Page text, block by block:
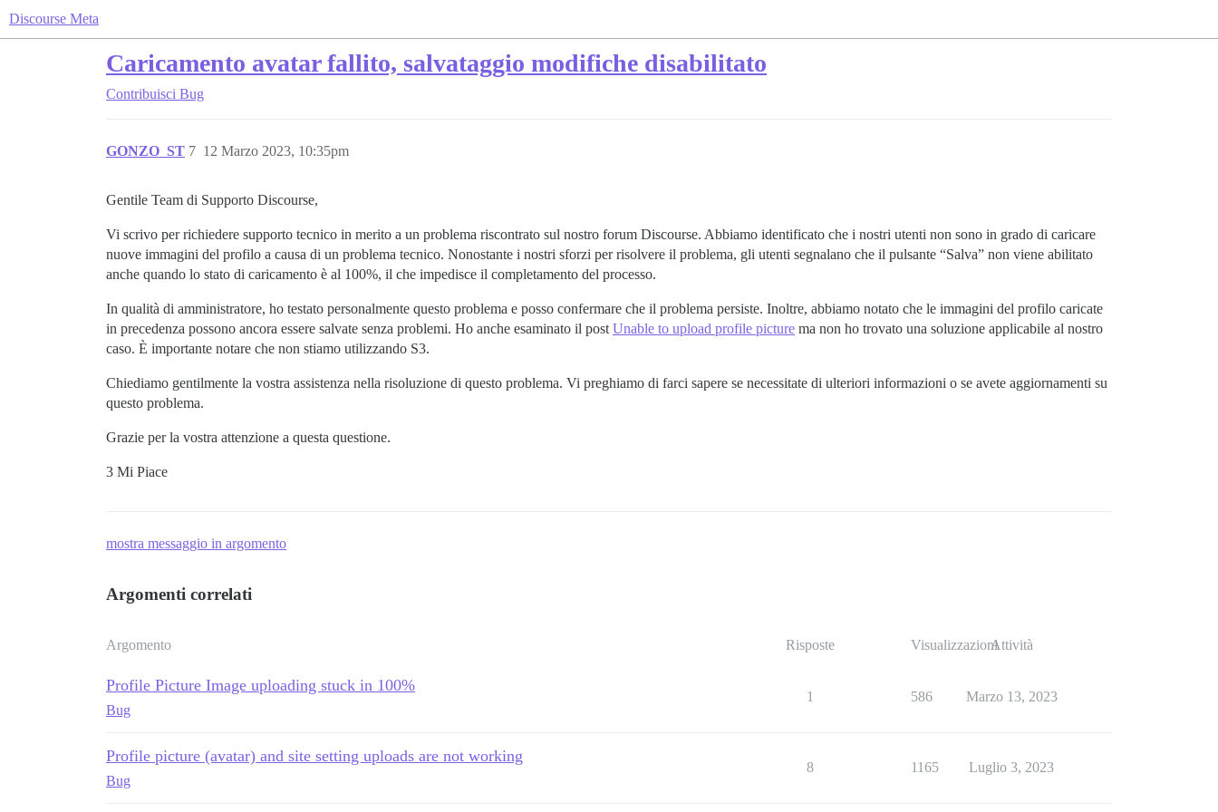
Discourse Meta
Caricamento avatar fallito, salvataggio modifiche disabilitato
Contribuisci Bug
GONZO_ST 12 Marzo 2023, 10:35pm
7
Gentile Team di Supporto Discourse,
Vi scrivo per richiedere supporto tecnico in merito a un problema riscontrato sul nostro forum Discourse. Abbiamo identificato che i nostri utenti non sono in grado di caricare
nuove immagini del profilo a causa di un problema tecnico. Nonostante i nostri sforzi per risolvere il problema, gli utenti segnalano che il pulsante “Salva” non viene abilitato
anche quando lo stato di caricamento è al 100%, il che impedisce il completamento del processo.
In qualità di amministratore, ho testato personalmente questo problema e posso confermare che il problema persiste. Inoltre, abbiamo notato che le immagini del profilo caricate
in precedenza possono ancora essere salvate senza problemi. Ho anche esaminato il post Unable to upload profile picture ma non ho trovato una soluzione applicabile al nostro
caso. È importante notare che non stiamo utilizzando S3.
Chiediamo gentilmente la vostra assistenza nella risoluzione di questo problema. Vi preghiamo di farci sapere se necessitate di ulteriori informazioni o se avete aggiornamenti su
questo problema.
Grazie per la vostra attenzione a questa questione.
3 Mi Piace
mostra messaggio in argomento
Argomenti correlati
Argomento Risposte VisualizzazioniAttività
Profile Picture Image uploading stuck in 100%
Bug
1 586 Marzo 13, 2023
Profile picture (avatar) and site setting uploads are not working
Bug
8 1165 Luglio 3, 2023